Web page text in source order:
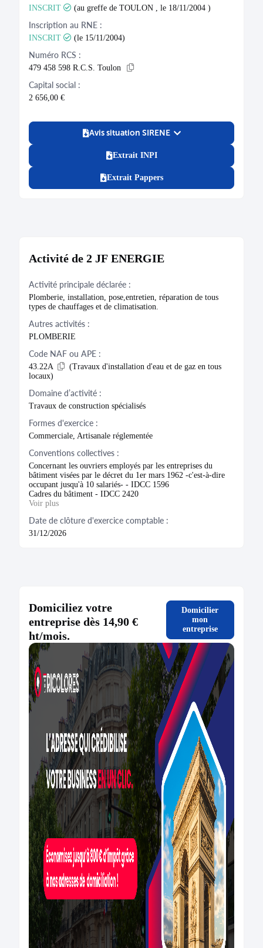
INSCRIT (au greffe de TOULON , le 18/11/2004 )
Inscription au RNE :
INSCRIT (le 15/11/2004)
Numéro RCS :
479 458 598 R.C.S. Toulon
Capital social :
2 656,00 €
Avis situation SIRENE
Extrait INPI
Extrait Pappers
Activité de 2 JF ENERGIE
Activité principale déclarée :
Plomberie, installation, pose,entretien, réparation de tous
types de chauffages et de climatisation.
Autres activités :
PLOMBERIE
Code NAF ou APE :
43.22A
(Travaux d'installation d'eau et de gaz en tous
locaux)
Domaine d’activité :
Travaux de construction spécialisés
Formes d'exercice :
Commerciale, Artisanale réglementée
Conventions collectives :
Concernant les ouvriers employés par les entreprises du
bâtiment visées par le décret du 1er mars 1962 -c'est-à-dire
occupant jusqu'à 10 salariés- - IDCC 1596
Cadres du bâtiment - IDCC 2420
Voir plus
Date de clôture d'exercice comptable :
31/12/2026
Domiciliez votre
entreprise dès 14,90 €
ht/mois.
Domicilier
mon
entreprise